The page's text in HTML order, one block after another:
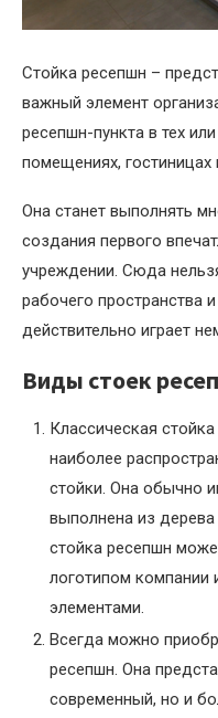
Стойка ресепшн –
важный элемент
ресепшн-пункта в тех
помещениях, гостиницах
Она станет выполнять
создания первого
учреждении. Сюда
рабочего пространства
действительно играет
Виды стоек
Классическая
наиболее
стойки. Она обычно
выполнена из
стойка ресепшн
логотипом компании
элементами.
Всегда можно
ресепшн. Она
современный, но и